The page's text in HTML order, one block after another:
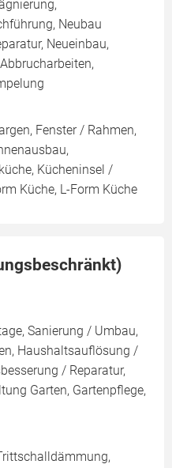
Neubau
Neueinbau,
Fenster / Rahmen,
Kücheninsel /
Küche, L-Form Küche
Sanierung / Umbau,
Haushaltsauflösung /
/ Reparatur,
Garten, Gartenpflege,